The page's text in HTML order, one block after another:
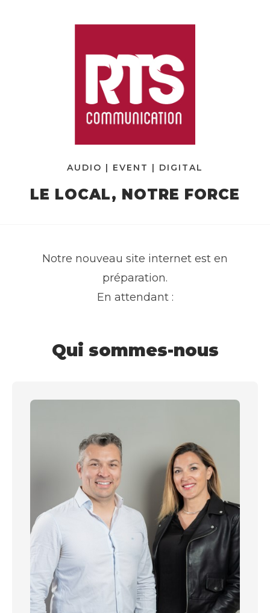
AUDIO | EVENT | DIGITAL
LE LOCAL, NOTRE FORCE
Notre nouveau site internet est en
préparation.
En attendant :
Qui sommes-nous